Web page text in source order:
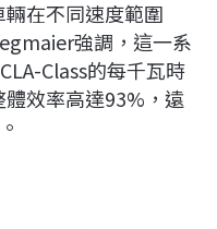
在不同速度範圍
強調，這一系
Class的每千瓦時
效率高達93%，遠